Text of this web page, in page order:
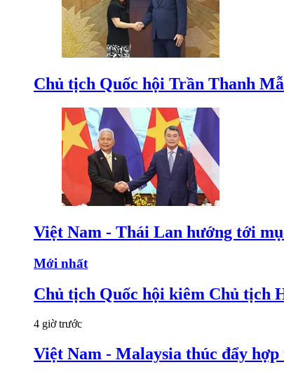
Chủ tịch Quốc hội Trần Thanh
Việt Nam - Thái Lan hướng tới
Mới nhất
Chủ tịch Quốc hội kiêm Chủ tịch
4 giờ trước
Việt Nam - Malaysia thúc đẩy